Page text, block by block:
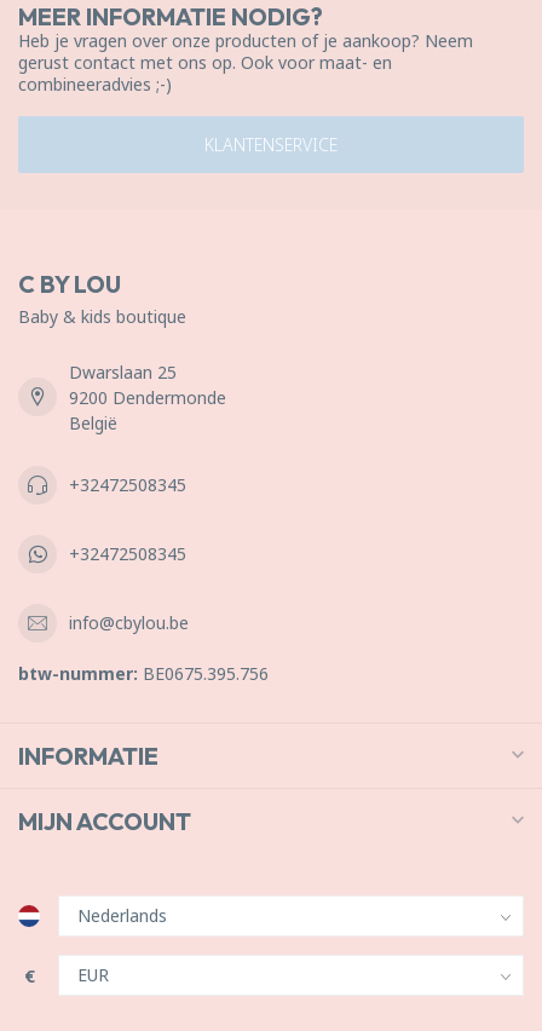
MEER INFORMATIE NODIG?
Heb je vragen over onze producten of je aankoop? Neem
gerust contact met ons op. Ook voor maat- en
combineeradvies ;-)
KLANTENSERVICE
C BY LOU
Baby & kids boutique
Dwarslaan 25
9200 Dendermonde
België
+32472508345
+32472508345
info@cbylou.be
btw-nummer: BE0675.395.756
INFORMATIE
MIJN ACCOUNT
€